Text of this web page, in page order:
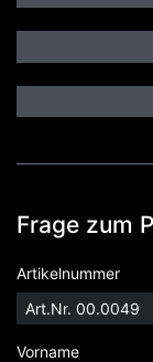
Frage zum
Artikelnummer
Vorname